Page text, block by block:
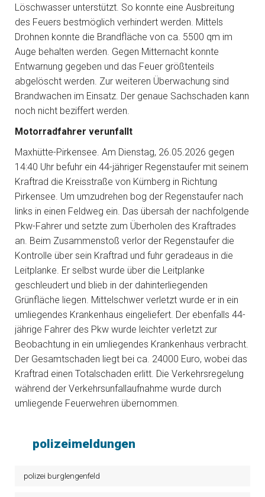
Löschwasser unterstützt. So konnte eine Ausbreitung
des Feuers bestmöglich verhindert werden. Mittels
Drohnen konnte die Brandfläche von ca. 5500 qm im
Auge behalten werden. Gegen Mitternacht konnte
Entwarnung gegeben und das Feuer größtenteils
abgelöscht werden. Zur weiteren Überwachung sind
Brandwachen im Einsatz. Der genaue Sachschaden kann
noch nicht beziffert werden.
Motorradfahrer verunfallt
Maxhütte-Pirkensee. Am Dienstag, 26.05.2026 gegen
14:40 Uhr befuhr ein 44-jähriger Regenstaufer mit seinem
Kraftrad die Kreisstraße von Kürnberg in Richtung
Pirkensee. Um umzudrehen bog der Regenstaufer nach
links in einen Feldweg ein. Das übersah der nachfolgende
Pkw-Fahrer und setzte zum Überholen des Kraftrades
an. Beim Zusammenstoß verlor der Regenstaufer die
Kontrolle über sein Kraftrad und fuhr geradeaus in die
Leitplanke. Er selbst wurde über die Leitplanke
geschleudert und blieb in der dahinterliegenden
Grünfläche liegen. Mittelschwer verletzt wurde er in ein
umliegendes Krankenhaus eingeliefert. Der ebenfalls 44-
jährige Fahrer des Pkw wurde leichter verletzt zur
Beobachtung in ein umliegendes Krankenhaus verbracht.
Der Gesamtschaden liegt bei ca. 24000 Euro, wobei das
Kraftrad einen Totalschaden erlitt. Die Verkehrsregelung
während der Verkehrsunfallaufnahme wurde durch
umliegende Feuerwehren übernommen.
polizeimeldungen
polizei burglengenfeld